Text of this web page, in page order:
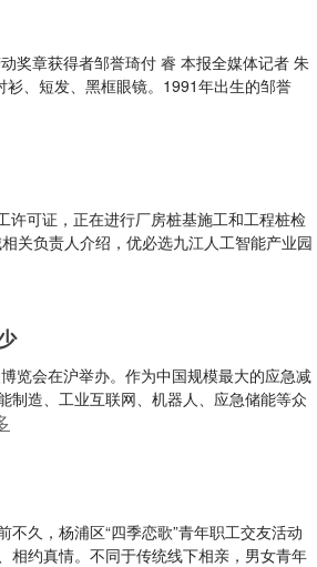
奖章获得者邹誉琦付 睿 本报全媒体记者 朱
、短发、黑框眼镜。1991年出生的邹誉
许可证，正在进行厂房桩基施工和工程桩检
关负责人介绍，优必选九江人工智能产业园
览会在沪举办。作为中国规模最大的应急减
制造、工业互联网、机器人、应急储能等众
久，杨浦区“四季恋歌”青年职工交友活动
相约真情。不同于传统线下相亲，男女青年